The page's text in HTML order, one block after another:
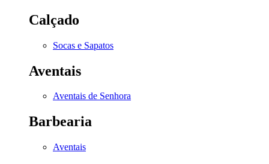
Calçado
Socas e Sapatos
Aventais
Aventais de Senhora
Barbearia
Aventais